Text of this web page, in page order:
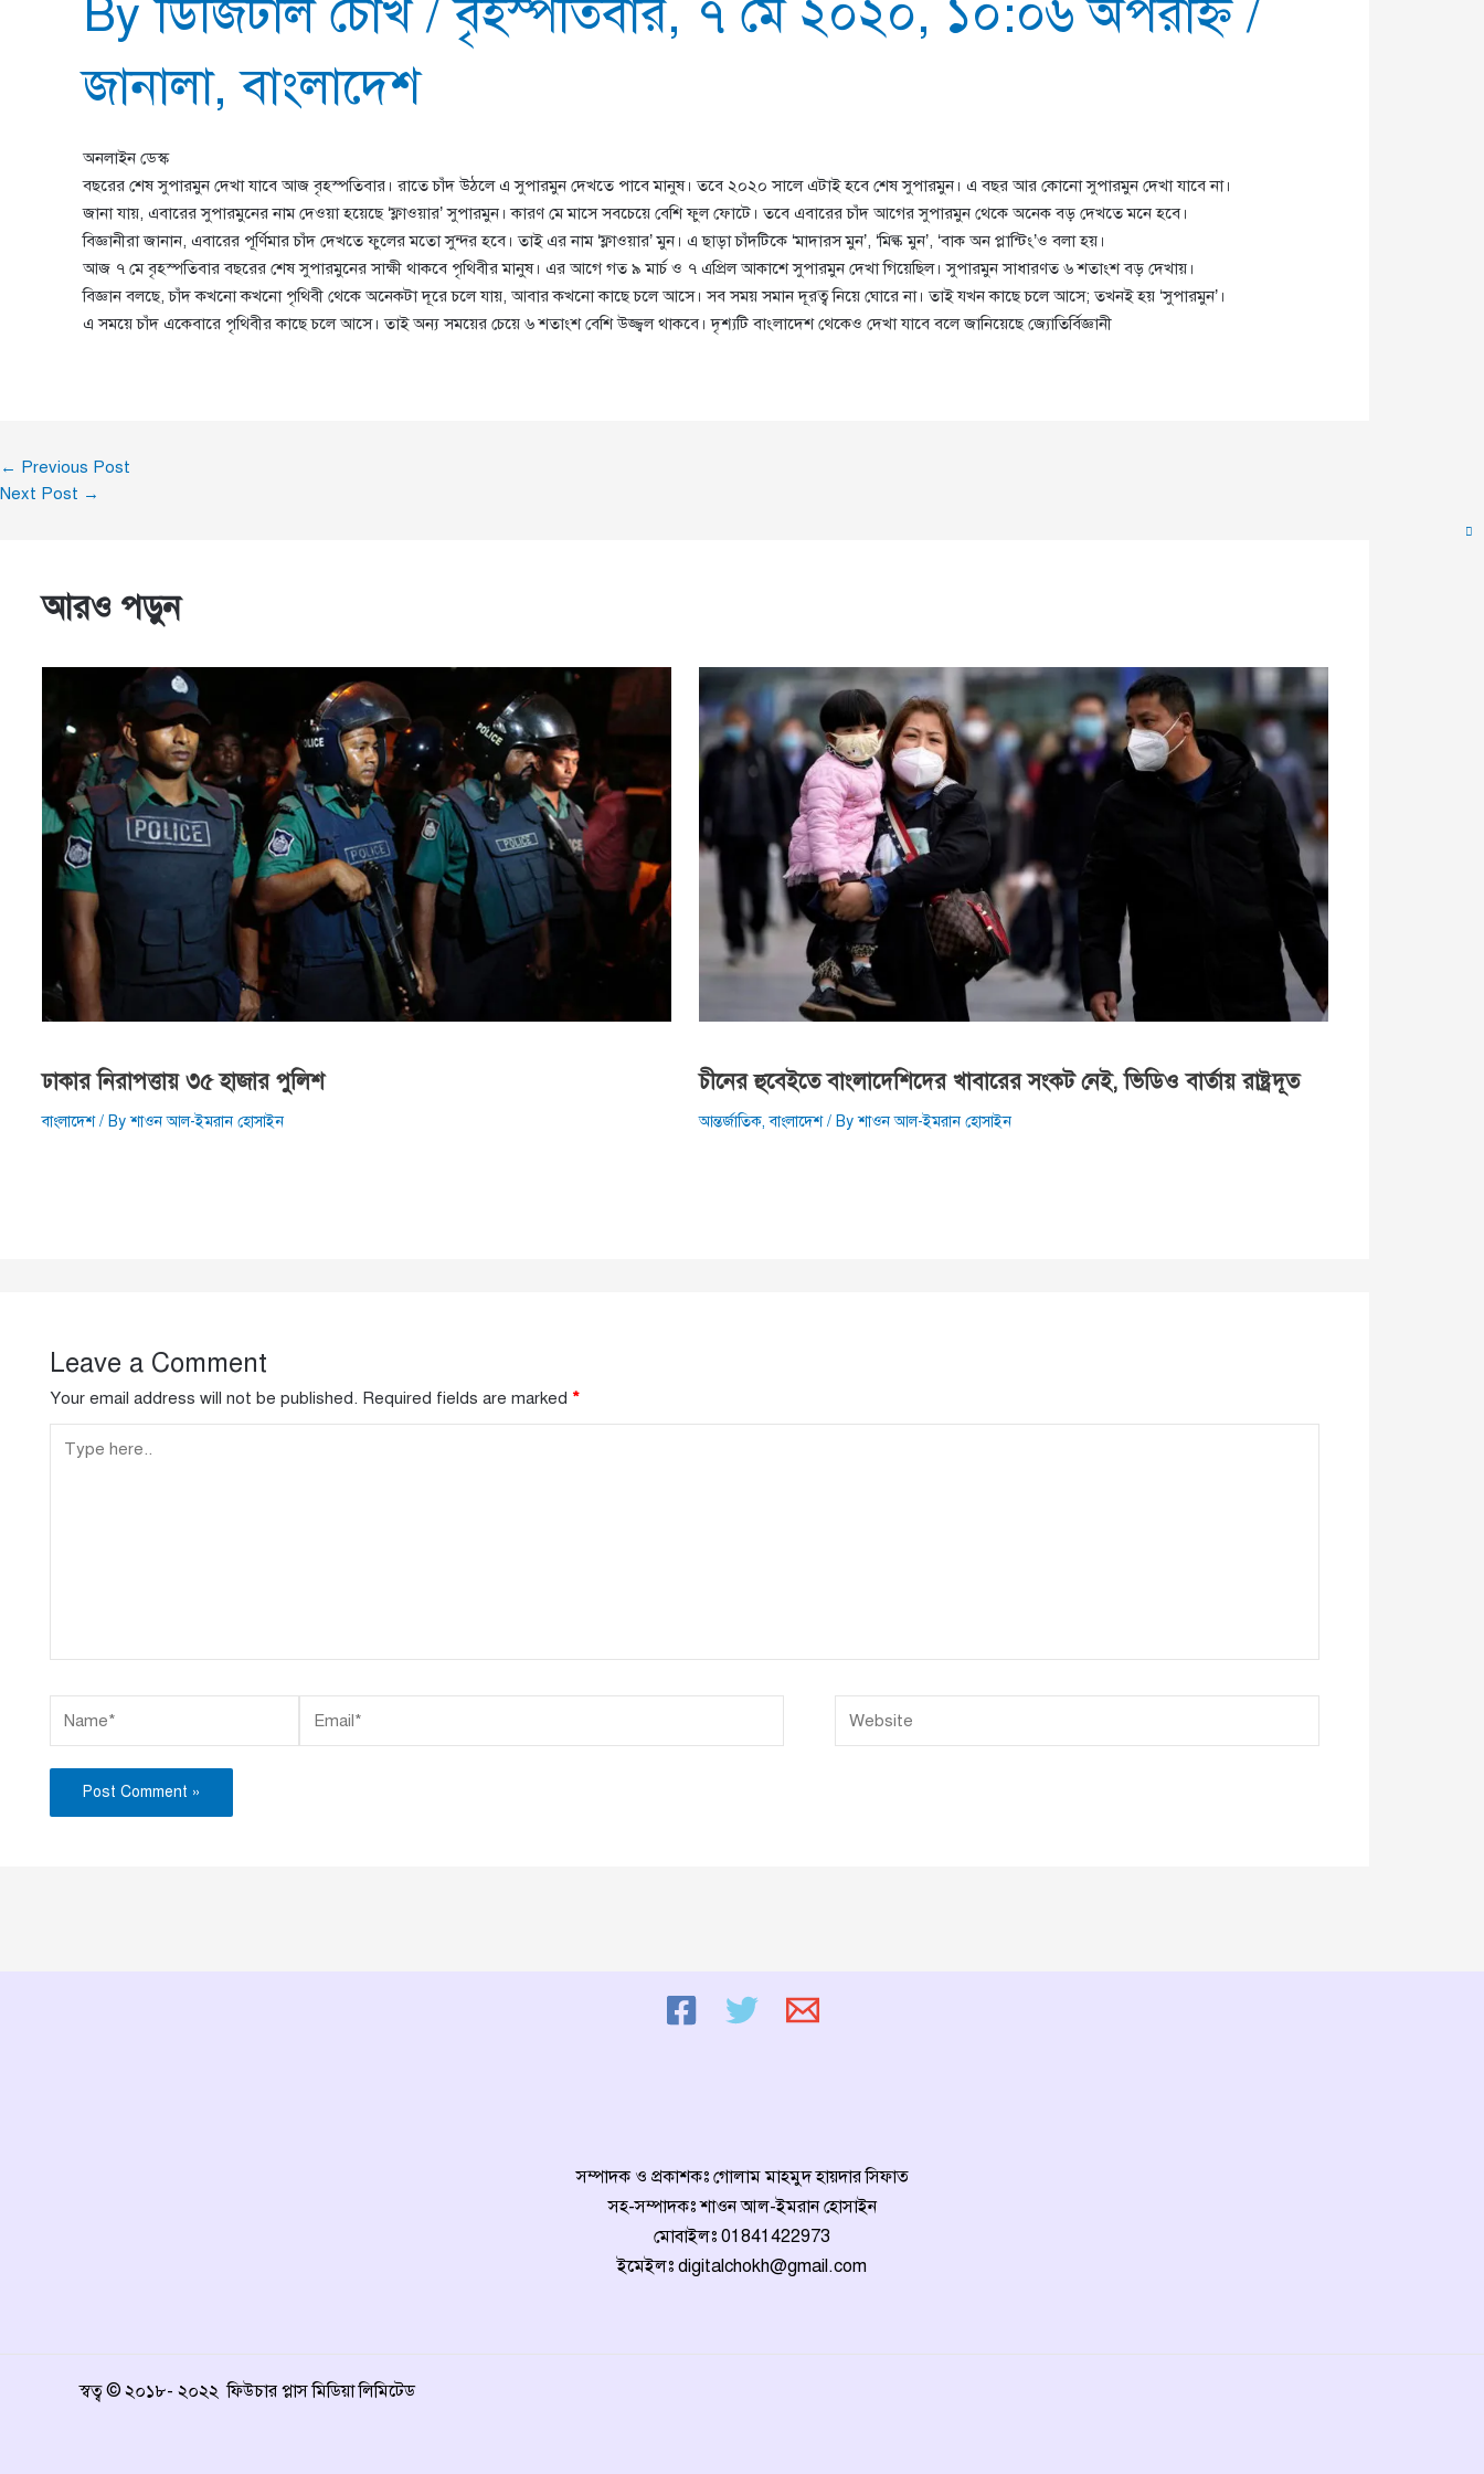
Byডিজিটাল চোখ/বৃহস্পতিবার, ৭ মে ২০২০, ১০:০৬ অপরাহ্ণ/
জানালা,বাংলাদেশ
অনলাইন ডেস্ক
বছরের শেষ সুপারমুন দেখা যাবে আজ বৃহস্পতিবার। রাতে চাঁদ উঠলে এ সুপারমুন দেখতে পাবে মানুষ। তবে ২০২০ সালে এটাই হবে শেষ সুপারমুন। এ বছর আর কোনো সুপারমুন দেখা যাবে না।
জানা যায়, এবারের সুপারমুনের নাম দেওয়া হয়েছে ‘ফ্লাওয়ার’ সুপারমুন। কারণ মে মাসে সবচেয়ে বেশি ফুল ফোটে। তবে এবারের চাঁদ আগের সুপারমুন থেকে অনেক বড় দেখতে মনে হবে।
বিজ্ঞানীরা জানান, এবারের পূর্ণিমার চাঁদ দেখতে ফুলের মতো সুন্দর হবে। তাই এর নাম ‘ফ্লাওয়ার’ মুন। এ ছাড়া চাঁদটিকে ‘মাদারস মুন’, ‘মিল্ক মুন’, ‘বাক অন প্লান্টিং’ও বলা হয়।
আজ ৭ মে বৃহস্পতিবার বছরের শেষ সুপারমুনের সাক্ষী থাকবে পৃথিবীর মানুষ। এর আগে গত ৯ মার্চ ও ৭ এপ্রিল আকাশে সুপারমুন দেখা গিয়েছিল। সুপারমুন সাধারণত ৬ শতাংশ বড় দেখায়।
বিজ্ঞান বলছে, চাঁদ কখনো কখনো পৃথিবী থেকে অনেকটা দূরে চলে যায়, আবার কখনো কাছে চলে আসে। সব সময় সমান দূরত্ব নিয়ে ঘোরে না। তাই যখন কাছে চলে আসে; তখনই হয় ‘সুপারমুন’।
এ সময়ে চাঁদ একেবারে পৃথিবীর কাছে চলে আসে। তাই অন্য সময়ের চেয়ে ৬ শতাংশ বেশি উজ্জ্বল থাকবে। দৃশ্যটি বাংলাদেশ থেকেও দেখা যাবে বলে জানিয়েছে জ্যোতির্বিজ্ঞানী
← Previous Post
Next Post →
আরও পড়ুন
ঢাকার নিরাপত্তায় ৩৫ হাজার পুলিশ
বাংলাদেশ/ Byশাওন আল-ইমরান হোসাইন
চীনের হুবেইতে বাংলাদেশিদের খাবারের সংকট নেই, ভিডিও বার্তায় রাষ্ট্রদূত
আন্তর্জাতিক,বাংলাদেশ/ Byশাওন আল-ইমরান হোসাইন
Leave a Comment
Your email address will not be published. Required fields are marked *
Type
Name* Email* Website
সম্পাদক ও প্রকাশকঃ গোলাম মাহমুদ হায়দার সিফাত
সহ-সম্পাদকঃ শাওন আল-ইমরান হোসাইন
মোবাইলঃ 01841422973
ইমেইলঃ digitalchokh@gmail.com
স্বত্ব © ২০১৮- ২০২২ ফিউচার প্লাস মিডিয়া লিমিটেড